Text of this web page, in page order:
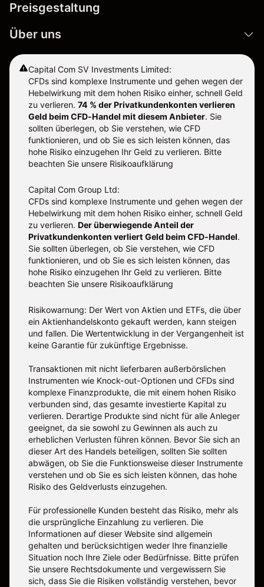
Preisgestaltung
Über uns
Capital Com SV Investments Limited:
CFDs sind komplexe Instrumente und gehen wegen der
Hebelwirkung mit dem hohen Risiko einher, schnell Geld
zu verlieren. 74 % der Privatkundenkonten verlieren
Geld beim CFD-Handel mit diesem Anbieter. Sie
sollten überlegen, ob Sie verstehen, wie CFD
funktionieren, und ob Sie es sich leisten können, das
hohe Risiko einzugehen Ihr Geld zu verlieren. Bitte
beachten Sie unsere Risikoaufklärung
Capital Com Group Ltd:
CFDs sind komplexe Instrumente und gehen wegen der
Hebelwirkung mit dem hohen Risiko einher, schnell Geld
zu verlieren. Der überwiegende Anteil der
Privatkundenkonten verliert Geld beim CFD-Handel.
Sie sollten überlegen, ob Sie verstehen, wie CFD
funktionieren, und ob Sie es sich leisten können, das
hohe Risiko einzugehen Ihr Geld zu verlieren. Bitte
beachten Sie unsere Risikoaufklärung
Risikowarnung: Der Wert von Aktien und ETFs, die über
ein Aktienhandelskonto gekauft werden, kann steigen
und fallen. Die Wertentwicklung in der Vergangenheit ist
keine Garantie für zukünftige Ergebnisse.
Transaktionen mit nicht lieferbaren außerbörslichen
Instrumenten wie Knock-out-Optionen und CFDs sind
komplexe Finanzprodukte, die mit einem hohen Risiko
verbunden sind, das gesamte investierte Kapital zu
verlieren. Derartige Produkte sind nicht für alle Anleger
geeignet, da sie sowohl zu Gewinnen als auch zu
erheblichen Verlusten führen können. Bevor Sie sich an
dieser Art des Handels beteiligen, sollten Sie sollten
abwägen, ob Sie die Funktionsweise dieser Instrumente
verstehen und ob Sie es sich leisten können, das hohe
Risiko des Geldverlusts einzugehen.
Für professionelle Kunden besteht das Risiko, mehr als
die ursprüngliche Einzahlung zu verlieren. Die
Informationen auf dieser Website sind allgemein
gehalten und berücksichtigen weder Ihre finanzielle
Situation noch Ihre Ziele oder Bedürfnisse. Bitte prüfen
Sie unsere Rechtsdokumente und vergewissern Sie
sich, dass Sie die Risiken vollständig verstehen, bevor